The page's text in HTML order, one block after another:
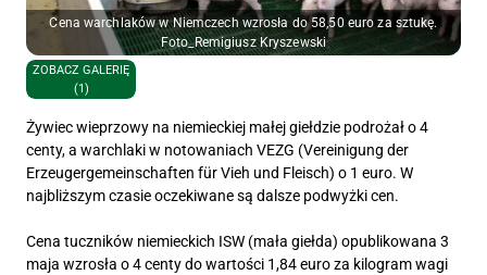
Cena warchlaków w Niemczech wzrosła do 58,50 euro za sztukę.
Foto_Remigiusz Kryszewski
ZOBACZ GALERIĘ
(1)
Żywiec wieprzowy na niemieckiej małej giełdzie podrożał o 4
centy, a warchlaki w notowaniach VEZG (Vereinigung der
Erzeugergemeinschaften für Vieh und Fleisch) o 1 euro. W
najbliższym czasie oczekiwane są dalsze podwyżki cen.
Cena tuczników niemieckich ISW (mała giełda) opublikowana 3
maja wzrosła o 4 centy do wartości 1,84 euro za kilogram wagi